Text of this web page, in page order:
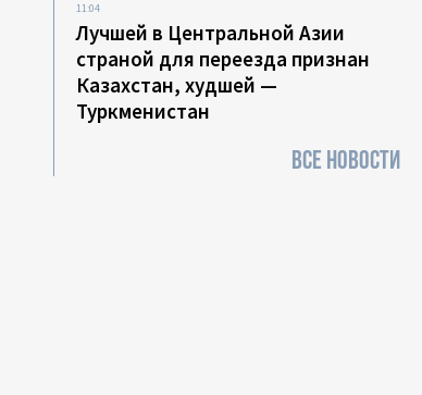
11:04
Лучшей в Центральной Азии
страной для переезда признан
Казахстан, худшей —
Туркменистан
ВСЕ НОВОСТИ